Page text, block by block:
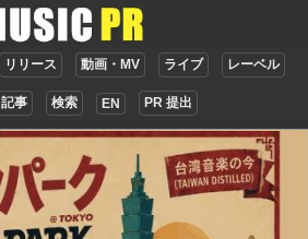
リリース 動画・MV ライブ レーベル
事 検索 EN PR 提出